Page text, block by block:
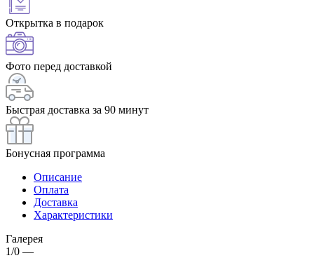
Открытка в подарок
Фото перед доставкой
Быстрая доставка за 90 минут
Бонусная программа
Описание
Оплата
Доставка
Характеристики
Галерея
1/0 —